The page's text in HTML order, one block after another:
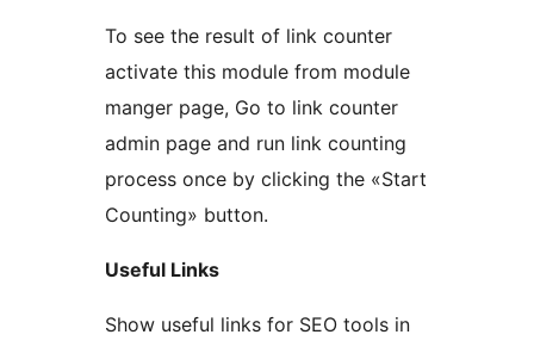
To see the result of link counter
activate this module from module
manger page, Go to link counter
admin page and run link counting
process once by clicking the «Start
Counting» button.
Useful Links
Show useful links for SEO tools in